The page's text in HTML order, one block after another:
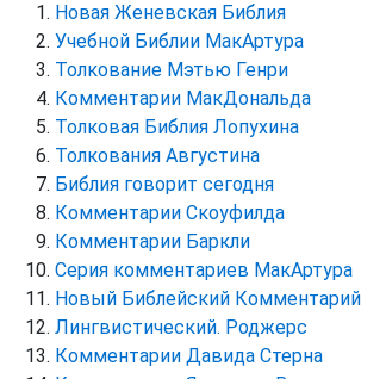
Новая Женевская Библия
Учебной Библии МакАртура
Толкование Мэтью Генри
Комментарии МакДональда
Толковая Библия Лопухина
Толкования Августина
Библия говорит сегодня
Комментарии Скоуфилда
Комментарии Баркли
Серия комментариев МакАртура
Новый Библейский Комментарий
Лингвистический. Роджерс
Комментарии Давида Стерна